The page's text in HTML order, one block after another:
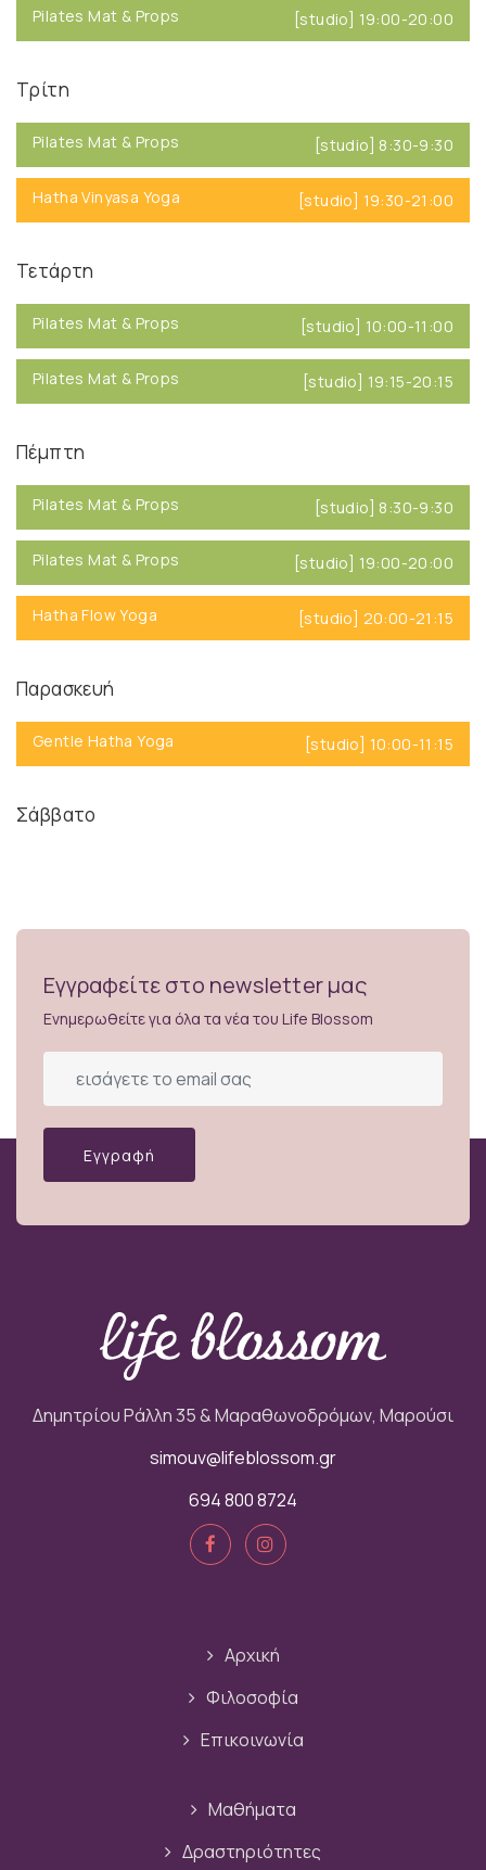
Pilates Mat & Props [studio] 19:00-20:00
Τρίτη
Pilates Mat & Props [studio] 8:30-9:30
Hatha Vinyasa Yoga [studio] 19:30-21:00
Τετάρτη
Pilates Mat & Props [studio] 10:00-11:00
Pilates Mat & Props [studio] 19:15-20:15
Πέμπτη
Pilates Mat & Props [studio] 8:30-9:30
Pilates Mat & Props [studio] 19:00-20:00
Hatha Flow Yoga [studio] 20:00-21:15
Παρασκευή
Gentle Hatha Yoga [studio] 10:00-11:15
Σάββατο
Εγγραφείτε στο newsletter μας
Ενημερωθείτε για όλα τα νέα του Life Blossom
Εγγραφή
Δημητρίου Ράλλη 35 & Μαραθωνοδρόμων, Μαρούσι
simouv@lifeblossom.gr
694 800 8724
Αρχική
Φιλοσοφία
Επικοινωνία
Μαθήματα
Δραστηριότητες